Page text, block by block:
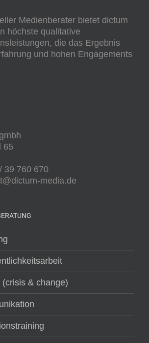
Medienberater bietet dictum
höchste qualitative
die das Ergebnis
und hohen Engagements
gmbh
65
39 760 670
media.de
& change)